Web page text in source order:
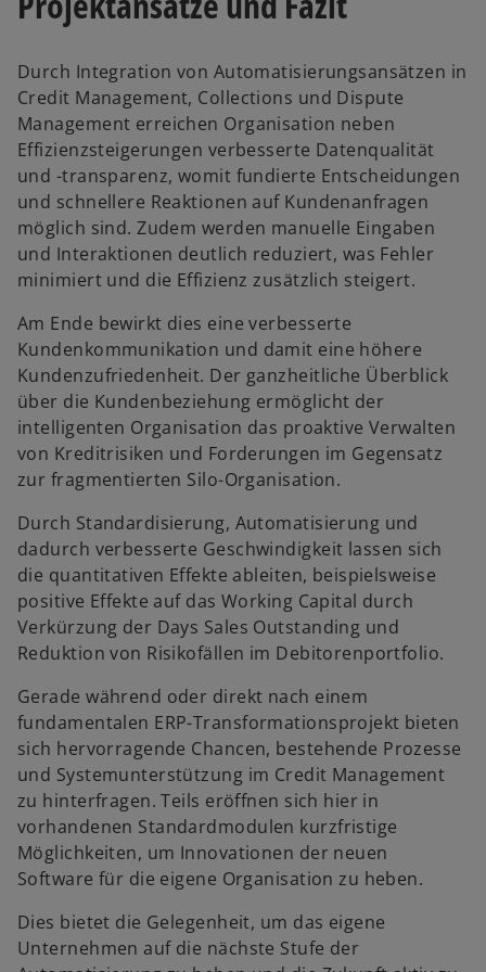
Durch Integration von Automatisierungsansätzen in
Credit Management, Collections und Dispute
Management erreichen Organisation neben
Effizienzsteigerungen verbesserte Datenqualität
und -transparenz, womit fundierte Entscheidungen
und schnellere Reaktionen auf Kundenanfragen
möglich sind. Zudem werden manuelle Eingaben
und Interaktionen deutlich reduziert, was Fehler
minimiert und die Effizienz zusätzlich steigert.
Am Ende bewirkt dies eine verbesserte
Kundenkommunikation und damit eine höhere
Kundenzufriedenheit. Der ganzheitliche Überblick
über die Kundenbeziehung ermöglicht der
intelligenten Organisation das proaktive Verwalten
von Kreditrisiken und Forderungen im Gegensatz
zur fragmentierten Silo-Organisation.
Durch Standardisierung, Automatisierung und
dadurch verbesserte Geschwindigkeit lassen sich
die quantitativen Effekte ableiten, beispielsweise
positive Effekte auf das Working Capital durch
Verkürzung der Days Sales Outstanding und
Reduktion von Risikofällen im Debitorenportfolio.
Gerade während oder direkt nach einem
fundamentalen ERP-Transformationsprojekt bieten
sich hervorragende Chancen, bestehende Prozesse
und Systemunterstützung im Credit Management
zu hinterfragen. Teils eröffnen sich hier in
vorhandenen Standardmodulen kurzfristige
Möglichkeiten, um Innovationen der neuen
Software für die eigene Organisation zu heben.
Dies bietet die Gelegenheit, um das eigene
Unternehmen auf die nächste Stufe der
i
n